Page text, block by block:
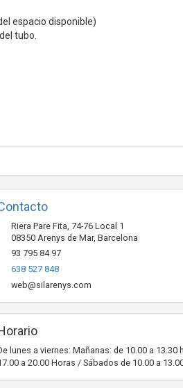
espacio disponible)
tubo.
Riera Pare Fita, 74-76 Local 1
08350 Arenys de Mar, Barcelona
93 795 84 97
638 527 848
web@silarenys.com
lunes a viernes: Mañanas: de 10.00 a 13.30
a 20.00 Horas / Sábados de 10.00 a